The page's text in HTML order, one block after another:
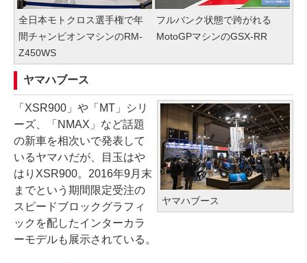
全日本モトクロス選手権で年
間チャンピオンマシンのRM-
Z450WS
フルバンク状態で跨がれる
MotoGPマシンのGSX-RR
ヤマハブース
ヤマハブース
「XSR900」や「MT」シリ
ーズ、「NMAX」など話題
の新車を相次いで発表して
いるヤマハだが、目玉はや
はりXSR900。2016年9月末
までという期間限定受注の
スピードブロックグラフィ
ックを配したインターカラ
ーモデルも展示されている。